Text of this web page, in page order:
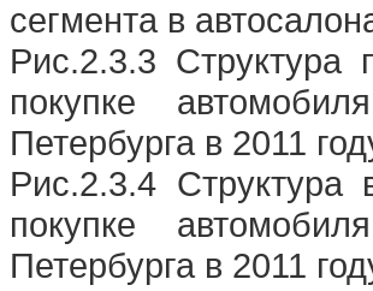
сегмента в
Рис.2.3.3 Структура
покупке
Петербурга в 2011
Рис.2.3.4 Структура
покупке
Петербурга в 2011